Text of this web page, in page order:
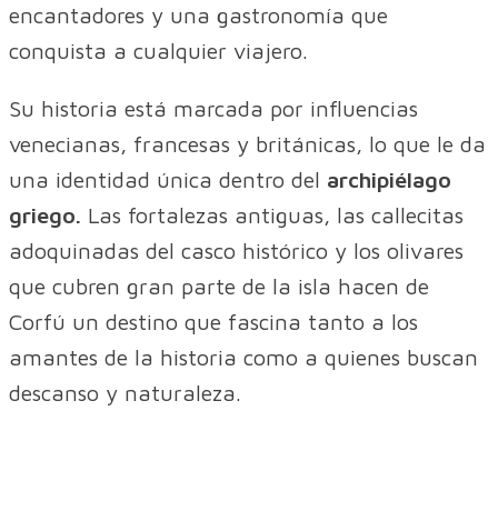
encantadores y una gastronomía que
conquista a cualquier viajero.
Su historia está marcada por influencias
venecianas, francesas y británicas, lo que le da
una identidad única dentro del archipiélago
griego. Las fortalezas antiguas, las callecitas
adoquinadas del casco histórico y los olivares
que cubren gran parte de la isla hacen de
Corfú un destino que fascina tanto a los
amantes de la historia como a quienes buscan
descanso y naturaleza.